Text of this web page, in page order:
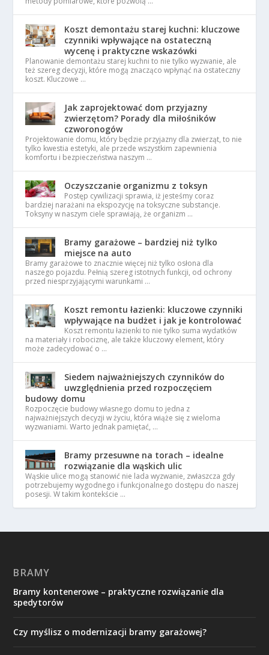
Koszt demontażu starej kuchni: kluczowe
czynniki wpływające na ostateczną
wycenę i praktyczne wskazówki
Planowanie demontażu starej kuchni to nie tylko wyzwanie, ale
też szereg decyzji, które mogą znacząco wpłynąć na ostateczny
koszt. Kluczowe …
Jak zaprojektować dom przyjazny
zwierzętom? Porady dla miłośników
czworonogów
Projektowanie domu, który będzie przyjazny dla zwierząt, to nie
tylko kwestia estetyki, ale przede wszystkim zapewnienia
komfortu i bezpieczeństwa naszym …
Oczyszczanie organizmu z toksyn
Postęp cywilizacji sprawia, iż jesteśmy coraz
bardziej narażani na ekspozycję na toksyczne substancje.
Toksyny w naszym ciele sprawiają, że organizm …
Bramy garażowe – bardziej niż tylko
miejsce na auto
Bramy garażowe to znacznie więcej niż tylko osłona dla
naszego pojazdu. Pełnią szereg istotnych funkcji, od ochrony
przed niesprzyjającymi warunkami …
Koszt remontu łazienki: kluczowe czynniki
wpływające na budżet i jak je kontrolować
Koszt remontu łazienki to nie tylko suma wydatków
na materiały i robociznę, ale także kluczowy element, który
może zadecydować o …
Siedem najważniejszych czynników do
uwzględnienia przed rozpoczęciem
budowy domu
Rozpoczęcie budowy własnego domu to jedna z
najważniejszych decyzji w życiu, która wiąże się z wieloma
wyzwaniami. Warto jednak pamiętać, …
Bramy przesuwne na torach – idealne
rozwiązanie dla wąskich ulic
Wąskie ulice mogą stanowić nie lada wyzwanie, zwłaszcza gdy
potrzebujemy wygodnego i funkcjonalnego dostępu do naszej
posesji. W takim kontekście …
BRAMY
Bramy kontenerowe – praktyczne rozwiązanie dla
spedytorów
Czy myślisz o modernizacji bramy garażowej?